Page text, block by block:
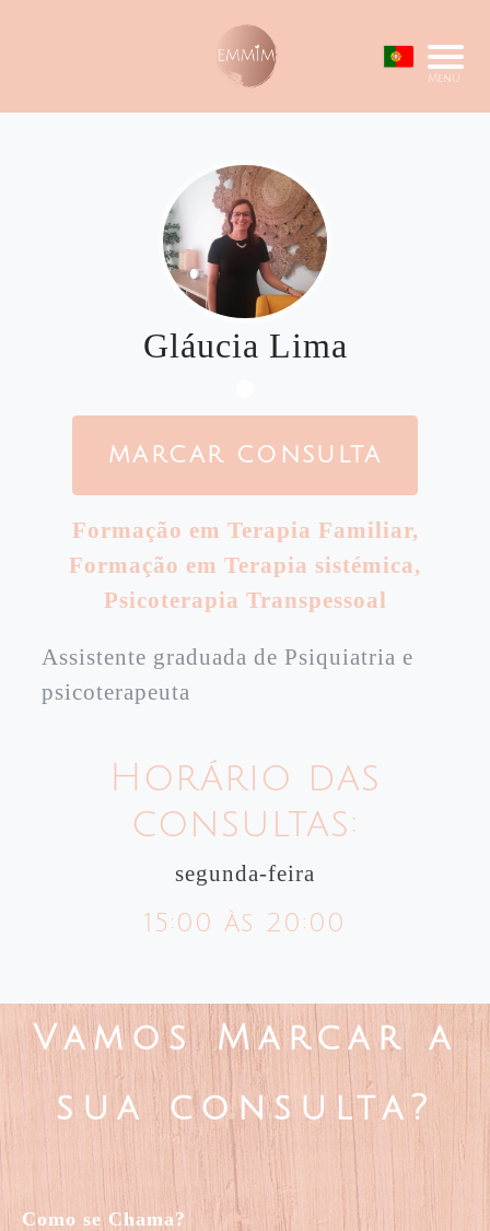
Menu
Gláucia Lima
MARCAR CONSULTA
Formação em Terapia Familiar,
Formação em Terapia sistémica,
Psicoterapia Transpessoal
Assistente graduada de Psiquiatria e
psicoterapeuta
Horário das
consultas:
segunda-feira
15:00 às 20:00
Vamos Marcar a
sua consulta?
Como se Chama?